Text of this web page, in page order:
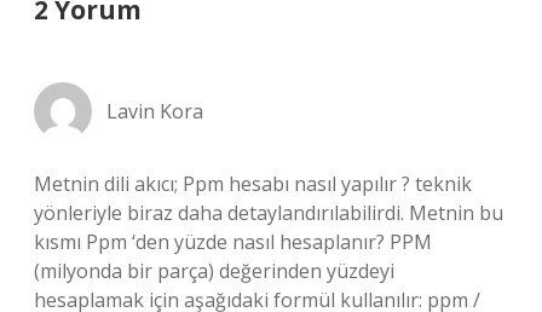
2 Yorum
Lavin Kora
Metnin dili akıcı; Ppm hesabı nasıl yapılır ? teknik
yönleriyle biraz daha detaylandırılabilirdi. Metnin bu
kısmı Ppm ‘den yüzde nasıl hesaplanır? PPM
(milyonda bir parça) değerinden yüzdeyi
hesaplamak için aşağıdaki formül kullanılır: ppm /